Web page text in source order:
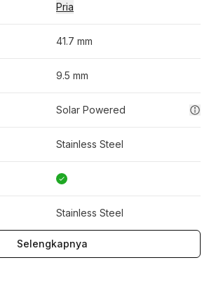
Pria
41.7 mm
9.5 mm
Solar Powered
Stainless Steel
Stainless Steel
Selengkapnya